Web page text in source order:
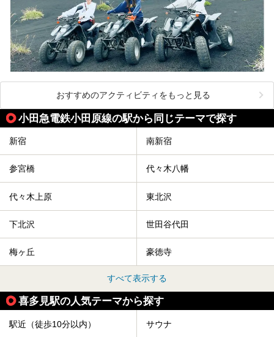
おすすめのアクティビティをもっと見る
小田急電鉄小田原線の駅から同じテーマで探す
新宿 南新宿
参宮橋 代々木八幡
代々木上原 東北沢
下北沢 世田谷代田
梅ヶ丘 豪徳寺
すべて表示する
喜多見駅の人気テーマから探す
駅近（徒歩10分以内） サウナ